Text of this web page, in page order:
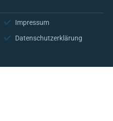
Impressum
Datenschutzerklärung